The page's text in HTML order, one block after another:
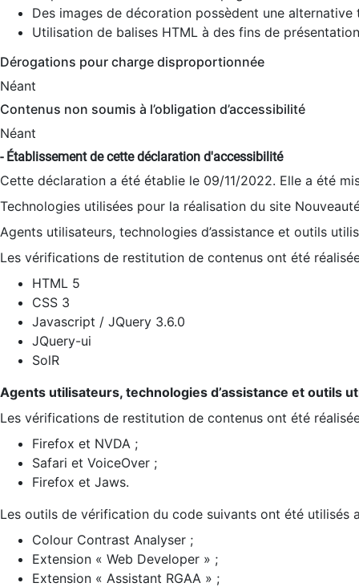
Des images de décoration possèdent une alternative
Utilisation de balises HTML à des fins de
Dérogations pour charge disproportionnée
Néant
Contenus non soumis à l’obligation d’accessibilité
Néant
- Établissement de cette déclaration d'accessibilité
Cette déclaration a été établie le 09/11/2022. Elle a été
Technologies utilisées pour la réalisation du site
Agents utilisateurs, technologies d’assistance et outils
Les vérifications de restitution de contenus ont été
HTML 5
CSS 3
Javascript / JQuery 3.6.0
JQuery-ui
SolR
Agents utilisateurs, technologies d’assistance et outils
Les vérifications de restitution de contenus ont été
Firefox et NVDA ;
Safari et VoiceOver ;
Firefox et Jaws.
Les outils de vérification du code suivants ont été utilisés
Colour Contrast Analyser ;
Extension « Web Developer » ;
Extension « Assistant RGAA » ;